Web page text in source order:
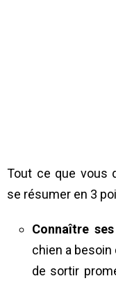
Tout ce que vous
se résumer en 3
Connaître
chien a besoin
de sortir